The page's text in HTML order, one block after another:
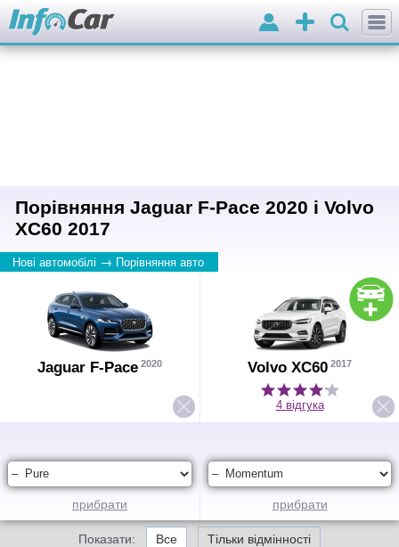
Додати
оголошення
Вхід
Порівняння Jaguar F-Pace 2020 і Volvo
XC60 2017
Нові автомобілі → Порівняння авто
Jaguar F-Pace 2020 Volvo XC60 2017
4 відгука
прибрати прибрати
Показати: Все Тільки відмінності